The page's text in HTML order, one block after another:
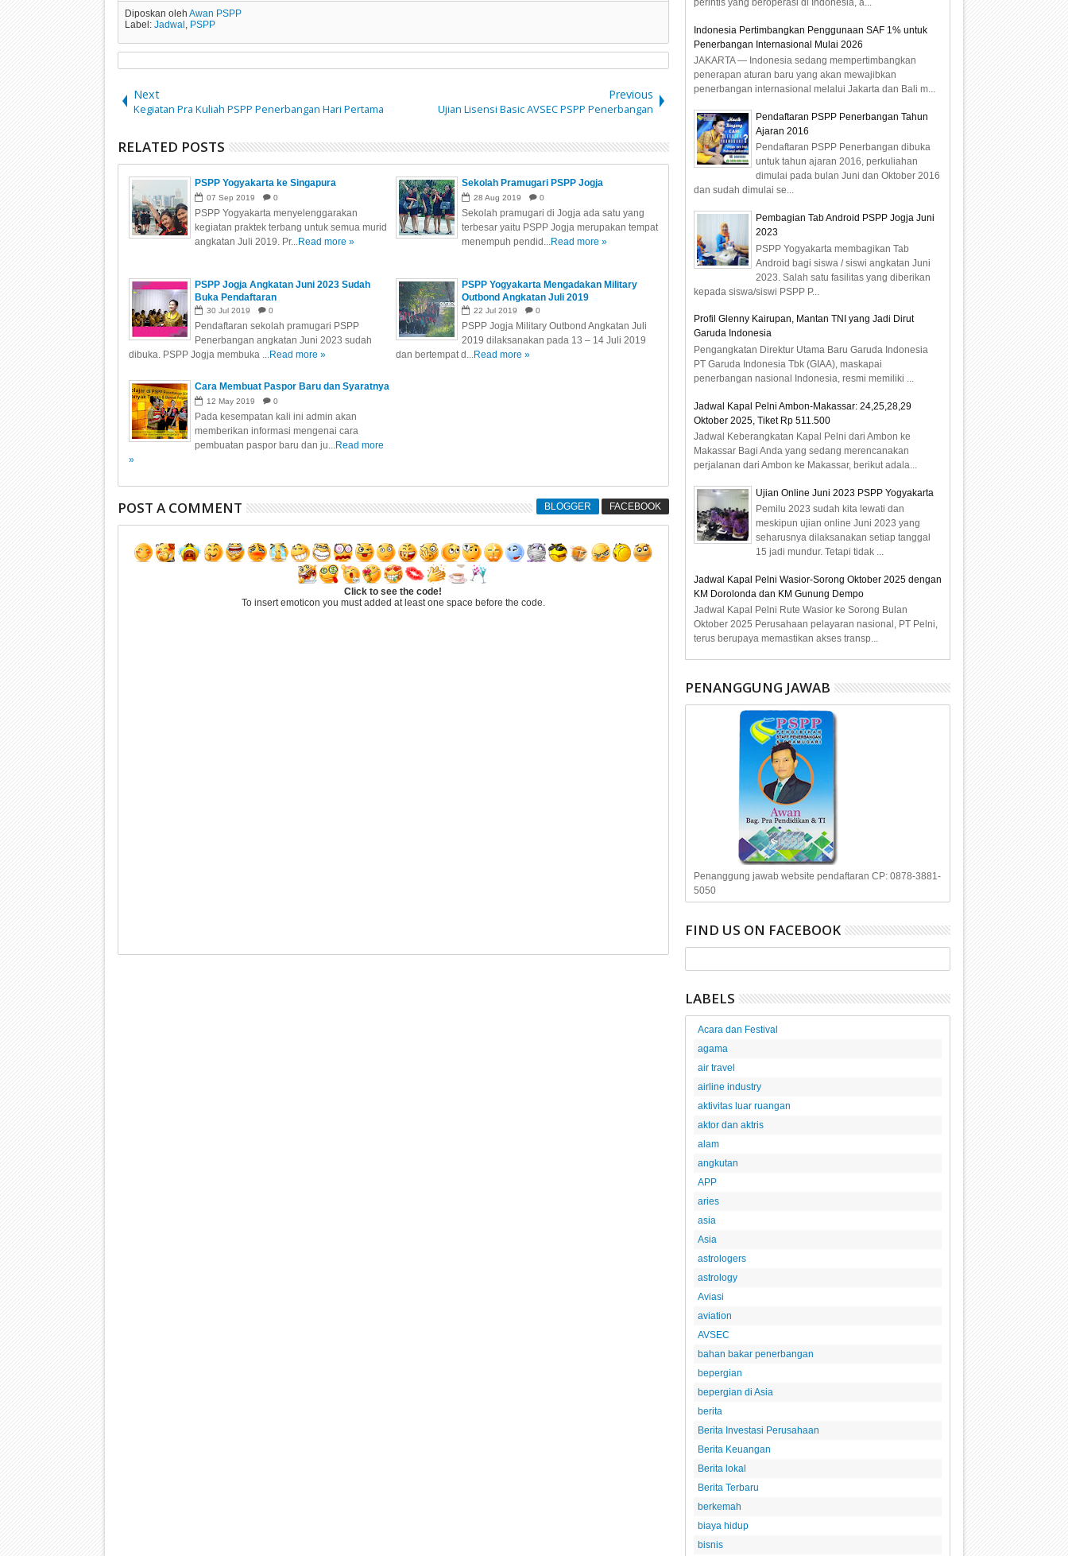
Diposkan oleh Awan PSPP
Label: Jadwal , PSPP
Next
Kegiatan Pra Kuliah PSPP Penerbangan Hari Pertama
Previous
Ujian Lisensi Basic AVSEC PSPP Penerbangan
RELATED POSTS
PSPP Yogyakarta ke Singapura
07 Sep 2019 0
PSPP Yogyakarta menyelenggarakan
kegiatan praktek terbang untuk semua murid
angkatan Juli 2019. Pr...Read more »
Sekolah Pramugari PSPP Jogja
28 Aug 2019 0
Sekolah pramugari di Jogja ada satu yang
terbesar yaitu PSPP Jogja merupakan tempat
menempuh pendid...Read more »
PSPP Jogja Angkatan Juni 2023 Sudah
Buka Pendaftaran
30 Jul 2019 0
Pendaftaran sekolah pramugari PSPP
Penerbangan angkatan Juni 2023 sudah
dibuka. PSPP Jogja membuka ...Read more »
PSPP Yogyakarta Mengadakan Military
Outbond Angkatan Juli 2019
22 Jul 2019 0
PSPP Jogja Military Outbond Angkatan Juli
2019 dilaksanakan pada 13 – 14 Juli 2019
dan bertempat d...Read more »
Cara Membuat Paspor Baru dan Syaratnya
12 May 2019 0
Pada kesempatan kali ini admin akan
memberikan informasi mengenai cara
pembuatan paspor baru dan ju...Read more
»
POST A COMMENT BLOGGER FACEBOOK
Click to see the code!
To insert emoticon you must added at least one space before the code.
perintis yang beroperasi di Indonesia, a...
Indonesia Pertimbangkan Penggunaan SAF 1% untuk
Penerbangan Internasional Mulai 2026
JAKARTA — Indonesia sedang mempertimbangkan
penerapan aturan baru yang akan mewajibkan
penerbangan internasional melalui Jakarta dan Bali m...
Pendaftaran PSPP Penerbangan Tahun
Ajaran 2016
Pendaftaran PSPP Penerbangan dibuka
untuk tahun ajaran 2016, perkuliahan
dimulai pada bulan Juni dan Oktober 2016
dan sudah dimulai se...
Pembagian Tab Android PSPP Jogja Juni
2023
PSPP Yogyakarta membagikan Tab
Android bagi siswa / siswi angkatan Juni
2023. Salah satu fasilitas yang diberikan
kepada siswa/siswi PSPP P...
Profil Glenny Kairupan, Mantan TNI yang Jadi Dirut
Garuda Indonesia
Pengangkatan Direktur Utama Baru Garuda Indonesia
PT Garuda Indonesia Tbk (GIAA), maskapai
penerbangan nasional Indonesia, resmi memiliki ...
Jadwal Kapal Pelni Ambon-Makassar: 24,25,28,29
Oktober 2025, Tiket Rp 511.500
Jadwal Keberangkatan Kapal Pelni dari Ambon ke
Makassar Bagi Anda yang sedang merencanakan
perjalanan dari Ambon ke Makassar, berikut adala...
Ujian Online Juni 2023 PSPP Yogyakarta
Pemilu 2023 sudah kita lewati dan
meskipun ujian online Juni 2023 yang
seharusnya dilaksanakan setiap tanggal
15 jadi mundur. Tetapi tidak ...
Jadwal Kapal Pelni Wasior-Sorong Oktober 2025 dengan
KM Dorolonda dan KM Gunung Dempo
Jadwal Kapal Pelni Rute Wasior ke Sorong Bulan
Oktober 2025 Perusahaan pelayaran nasional, PT Pelni,
terus berupaya memastikan akses transp...
PENANGGUNG JAWAB
Penanggung jawab website pendaftaran CP: 0878-3881-
5050
FIND US ON FACEBOOK
LABELS
Acara dan Festival
agama
air travel
airline industry
aktivitas luar ruangan
aktor dan aktris
alam
angkutan
APP
aries
asia
Asia
astrologers
astrology
Aviasi
aviation
AVSEC
bahan bakar penerbangan
bepergian
bepergian di Asia
berita
Berita Investasi Perusahaan
Berita Keuangan
Berita lokal
Berita Terbaru
berkemah
biaya hidup
bisnis